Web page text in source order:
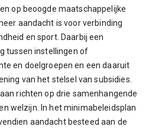
op beoogde maatschappelijke
aandacht is voor verbinding
en sport. Daarbij een
tussen instellingen of
en doelgroepen en een daaruit
van het stelsel van subsidies.
richten op drie samenhangende
welzijn. In het minimabeleidsplan
aandacht besteed aan de